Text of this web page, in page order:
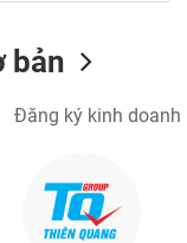
bản
Đăng ký kinh doanh